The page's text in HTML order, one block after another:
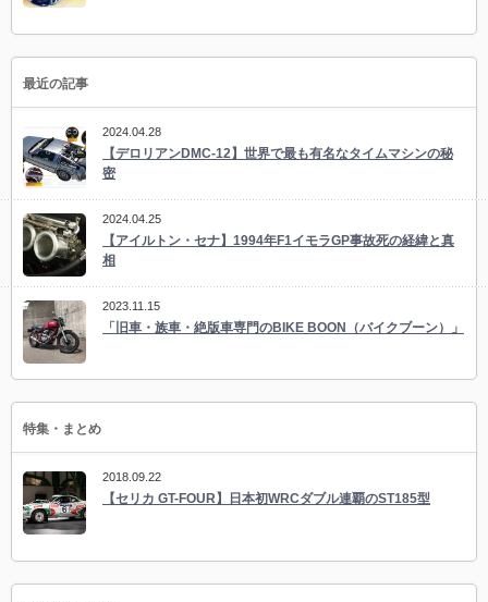
最近の記事
2024.04.28
【デロリアンDMC-12】世界で最も有名なタイムマシンの秘
密
2024.04.25
【アイルトン・セナ】1994年F1イモラGP事故死の経緯と真
相
2023.11.15
「旧車・族車・絶版車専門のBIKE BOON（バイクブーン）」
特集・まとめ
2018.09.22
【セリカ GT-FOUR】日本初WRCダブル連覇のST185型